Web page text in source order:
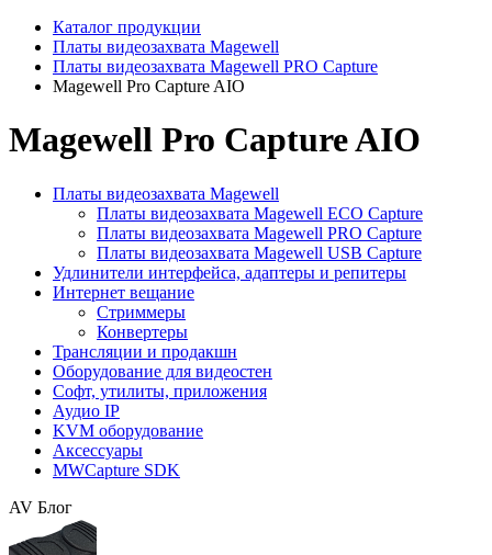
Каталог продукции
Платы видеозахвата Magewell
Платы видеозахвата Magewell PRO Capture
Magewell Pro Capture AIO
Magewell Pro Capture AIO
Платы видеозахвата Magewell
Платы видеозахвата Magewell ECO Capture
Платы видеозахвата Magewell PRO Capture
Платы видеозахвата Magewell USB Capture
Удлинители интерфейса, адаптеры и репитеры
Интернет вещание
Стриммеры
Конвертеры
Трансляции и продакшн
Оборудование для видеостен
Софт, утилиты, приложения
Аудио IP
KVM оборудование
Аксессуары
MWCapture SDK
AV Блог